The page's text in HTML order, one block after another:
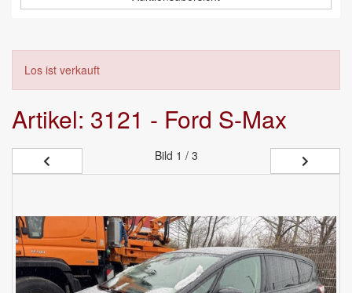
Los ist verkauft
Artikel: 3121 - Ford S-Max
Bild 1 / 3